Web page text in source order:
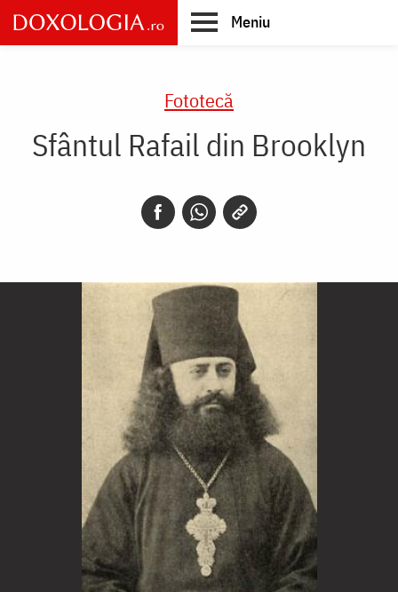
Skip
to
main
Meniu
Fototecă
Sfântul Rafail din Brooklyn